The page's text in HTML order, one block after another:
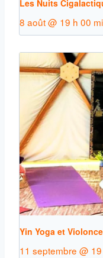
Les Nuits
8 août @ 19 h 00
Yin Yoga et
11 septembre @